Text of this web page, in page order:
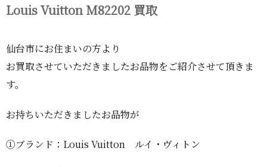
Louis Vuitton M82202 買取
仙台市にお住まいの方より
お買取させていただきましたお品物をご紹介させて頂きま
す。
お持ちいただきましたお品物が
①ブランド：Louis Vuitton ルイ・ヴィトン